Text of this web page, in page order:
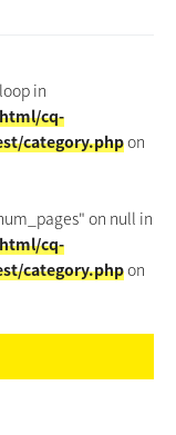
in
cq-
category.phpon
on null in
cq-
category.phpon